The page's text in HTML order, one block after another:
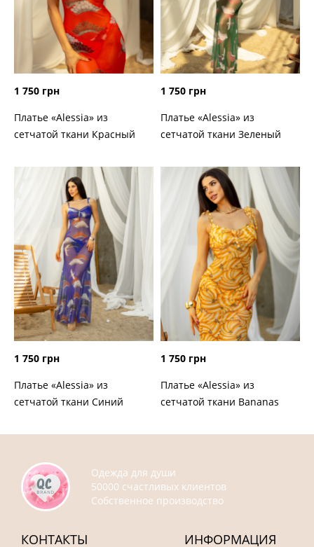
1 750 грн
Платье «Alessia» из
сетчатой ткани Красный
1 750 грн
Платье «Alessia» из
сетчатой ткани Зеленый
1 750 грн
Платье «Alessia» из
сетчатой ткани Синий
1 750 грн
Платье «Alessia» из
сетчатой ткани Bananas
Одежда для души
50000 счастливых клиентов
Собственное производство
КОНТАКТЫ ИНФОРМАЦИЯ